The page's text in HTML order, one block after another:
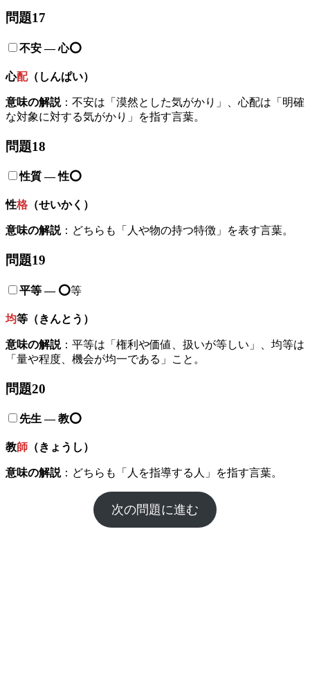
問題17
不安—心⭕️
心配（しんぱい）
意味の解説：不安は「漠然とした気がかり」、心配は「明確
な対象に対する気がかり」を指す言葉。
問題18
性質—性⭕️
性格 （せいかく）
意味の解説：どちらも「人や物の持つ特徴」を表す言葉。
問題19
平等— ⭕️等
均等（きんとう）
意味の解説：平等は「権利や価値、扱いが等しい」、均等は
「量や程度、機会が均一である」こと。
問題20
先生 —教⭕️
教師 （きょうし）
意味の解説：どちらも「人を指導する人」を指す言葉。
次の問題に進む